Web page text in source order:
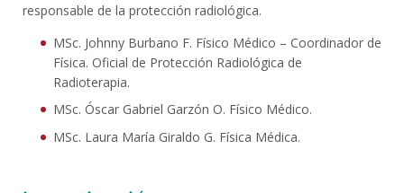
responsable de la protección radiológica.
MSc. Johnny Burbano F. Físico Médico – Coordinador de
Física. Oficial de Protección Radiológica de
Radioterapia.
MSc. Óscar Gabriel Garzón O. Físico Médico.
MSc. Laura María Giraldo G. Física Médica.